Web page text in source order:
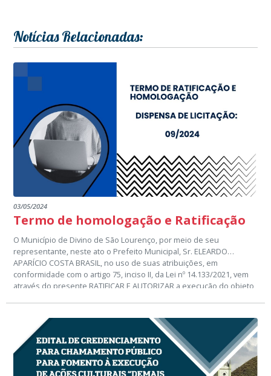
Notícias Relacionadas:
03/05/2024
Termo de homologação e Ratificação
O Município de Divino de São Lourenço, por meio de seu
representante, neste ato o Prefeito Municipal, Sr. ELEARDO
APARÍCIO COSTA BRASIL, no uso de suas atribuições, em
conformidade com o artigo 75, inciso II, da Lei nº 14.133/2021, vem
através do presente RATIFICAR E AUTORIZAR a execução do objeto
NA PRESTAÇÃO DE SERVIÇOS DE MANUTENÇÃO PREVENTIVA E
CORRETIVA NOS EQUIPAMENTOS ODONTOLOGICOS, INSTALADOS
NO MUNICIPIO DE DIVINO DE SÃO LOURENÇO-ES.